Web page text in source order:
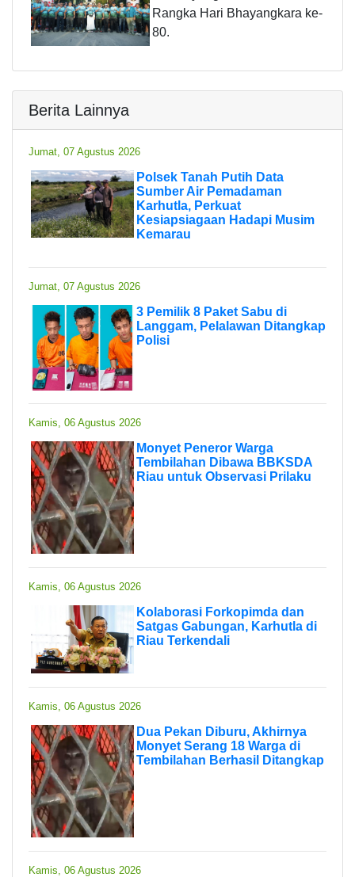
Rangka Hari Bhayangkara ke-
80.
Berita Lainnya
Jumat, 07 Agustus 2026
Polsek Tanah Putih Data
Sumber Air Pemadaman
Karhutla, Perkuat
Kesiapsiagaan Hadapi Musim
Kemarau
Jumat, 07 Agustus 2026
3 Pemilik 8 Paket Sabu di
Langgam, Pelalawan Ditangkap
Polisi
Kamis, 06 Agustus 2026
Monyet Peneror Warga
Tembilahan Dibawa BBKSDA
Riau untuk Observasi Prilaku
Kamis, 06 Agustus 2026
Kolaborasi Forkopimda dan
Satgas Gabungan, Karhutla di
Riau Terkendali
Kamis, 06 Agustus 2026
Dua Pekan Diburu, Akhirnya
Monyet Serang 18 Warga di
Tembilahan Berhasil Ditangkap
Kamis, 06 Agustus 2026